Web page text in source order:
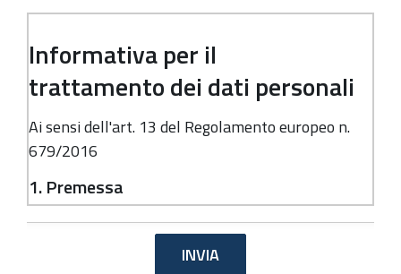
Informativa per il
trattamento dei dati personali
Ai sensi dell'art. 13 del Regolamento europeo n.
679/2016
1. Premessa
Ai sensi dell'art. 13 del Regolamento europeo n.
679/2016, la Giunta della Regione Emilia-